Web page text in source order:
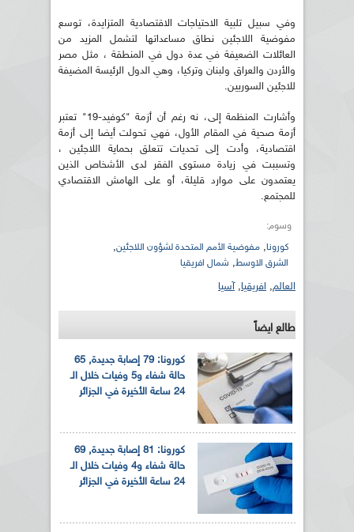
وفي سبيل تلبية الاحتياجات الاقتصادية المتزايدة، توسع
مفوضية اللاجئين نطاق مساعداتها لتشمل المزيد من
العائلات الضعيفة في عدة دول في المنطقة ، مثل مصر
والأردن والعراق ولبنان وتركيا، وهي الدول الرئيسة المضيفة
للاجئين السوريين.
وأشارت المنظمة إلى، نه رغم أن أزمة "كوفيد-19" تعتبر
أزمة صحية في المقام الأول، فهي تحولت أيضا إلى أزمة
اقتصادية، وأدت إلى تحديات تتعلق بحماية اللاجئين ،
وتسببت في زيادة مستوى الفقر لدى الأشخاص الذين
يعتمدون على موارد قليلة، أو على الهامش الاقتصادي
للمجتمع.
وسوم:
كورونا, مفوضية الأمم المتحدة لشؤون اللاجئين,
الشرق الاوسط, شمال افريقيا
العالم, افريقيا,آسيا
طالع ايضاً
كورونا: 79 إصابة جديدة, 65
حالة شفاء و5 وفيات خلال الـ
24 ساعة الأخيرة في الجزائر
كورونا: 81 إصابة جديدة, 69
حالة شفاء و4 وفيات خلال الـ
24 ساعة الأخيرة في الجزائر